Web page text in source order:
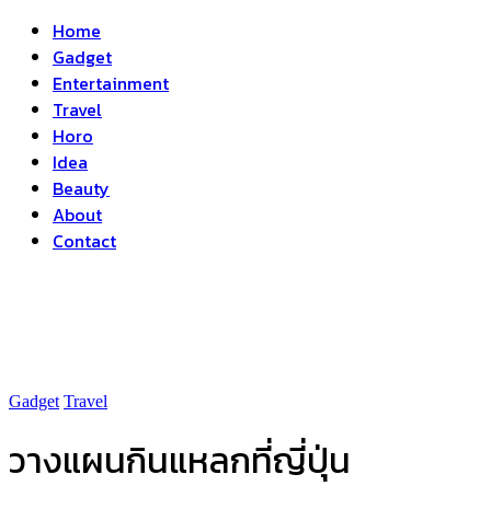
Home
Gadget
Entertainment
Travel
Horo
Idea
Beauty
About
Contact
Gadget Travel
วางแผนกินแหลกที่ญี่ปุ่น